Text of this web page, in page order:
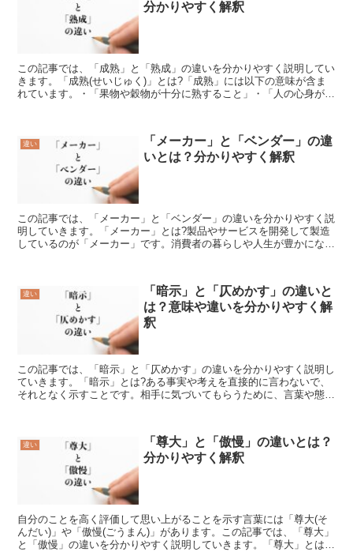
分かりやすく解釈
この記事では、「成熟」と「熟成」の違いを分かりやすく説明してい
きます。「成熟(せいじゅく)」とは?「成熟」には以下の意味が含ま
れています。・「果物や穀物が十分に熟すること」・「人の心身が十
違い
「メーカー」と「ベンダー」の違
いとは？分かりやすく解釈
この記事では、「メーカー」と「ベンダー」の違いを分かりやすく説
明していきます。「メーカー」とは?製品やサービスを開発して製造
しているのが「メーカー」です。消費者の暮らしや人生が豊かになる
違い
「暗示」と「仄めかす」の違いと
は？意味や違いを分かりやすく解
釈
この記事では、「暗示」と「仄めかす」の違いを分かりやすく説明し
ていきます。「暗示」とは?ある事実や考えを直接的に言わないで、
それとなく示すことです。相手に気づいてもらうために、言葉や態
違い
「尊大」と「傲慢」の違いとは？
分かりやすく解釈
自分のことを高く評価して思い上がることを示す言葉には「尊大(そ
んだい)」や「傲慢(ごうまん)」があります。この記事では、「尊大」
と「傲慢」の違いを分かりやすく説明していきます。「尊大」とは?